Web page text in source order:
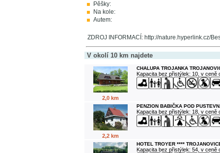
Pěšky:
Na kole:
Autem:
ZDROJ INFORMACÍ: http://nature.hyperlink.cz/
V okolí 10 km najdete
2,0 km
CHALUPA TROJANKA
Kapacita bez přistýlek: 10, v ceně
2,2 km
PENZION BABIČKA POD
Kapacita bez přistýlek: 18, v ceně
HOTEL TROYER ****
Kapacita bez přistýlek: 54, v ceně